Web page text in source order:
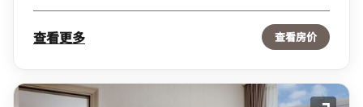
查看更多 查看房价